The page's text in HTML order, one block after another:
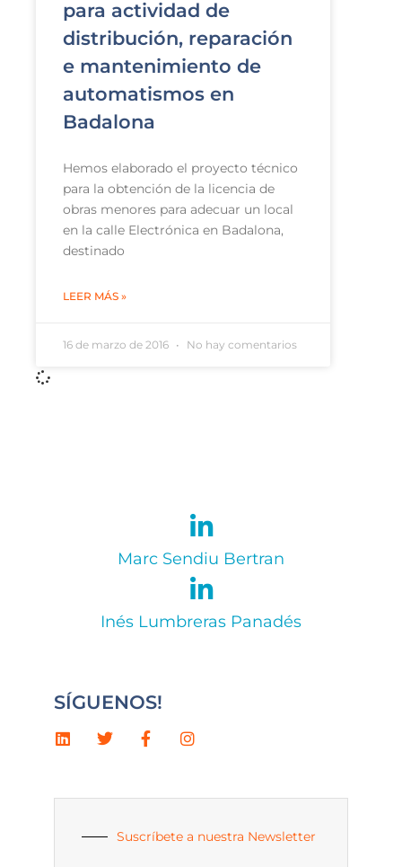
para actividad de
distribución, reparación
e mantenimiento de
automatismos en
Badalona
Hemos elaborado el proyecto técnico
para la obtención de la licencia de
obras menores para adecuar un local
en la calle Electrónica en Badalona,
destinado
LEER MÁS »
16 de marzo de 2016 No hay comentarios
Marc Sendiu Bertran
Inés Lumbreras Panadés
SÍGUENOS!
Suscríbete a nuestra Newsletter